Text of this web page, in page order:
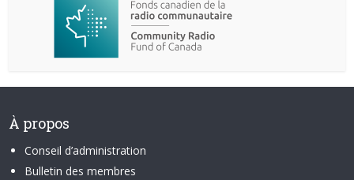
À propos
Conseil d’administration
Bulletin des membres